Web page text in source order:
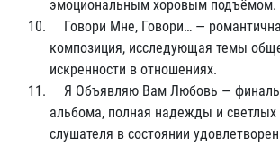
эмоциональным хоровым подъёмом.
Говори Мне, Говори… —
композиция, исследующая темы
искренности в отношениях.
Я Объявляю Вам Любовь —
альбома, полная надежды и светлых
слушателя в состоянии